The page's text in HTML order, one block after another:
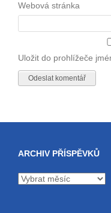
Webová stránka
Uložit do prohlížeče
ARCHIV PŘÍSPĚVKŮ
Archiv